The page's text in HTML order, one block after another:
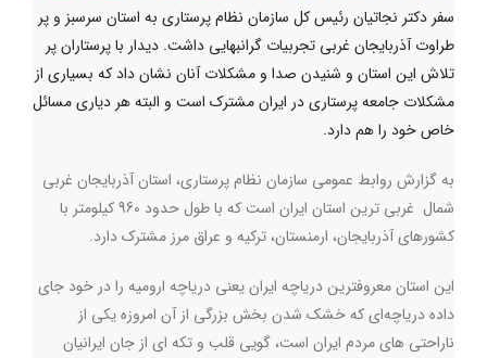
سفر دکتر نجاتیان رئیس کل سازمان نظام پرستاری به استان سرسبز و پر
طراوت آذربایجان غربی تجربیات گرانبهایی داشت. دیدار با پرستاران پر
تلاش این استان و شنیدن صدا و مشکلات آنان نشان داد که بسیاری از
مشکلات جامعه پرستاری در ایران مشترک است و البته هر دیاری مسائل
خاص خود را هم دارد.
به گزارش روابط عمومی سازمان نظام پرستاری، استان آذربایجان غربی
شمال غربی ترین استان ایران است که با طول حدود 960 کیلومتر با
کشورهای آذربایجان، ارمنستان، ترکیه و عراق مرز مشترک دارد.
این استان معروفترین دریاچه ایران یعنی دریاچه ارومیه را در خود جای
داده دریاچه‌ای که خشک شدن بخش بزرگی از آن امروزه یکی از
ناراحتی های مردم ایران است، گویی قلب و تکه ای از جان ایرانیان